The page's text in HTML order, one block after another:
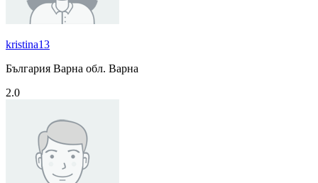
kristina13
България Варна обл. Варна
2.0